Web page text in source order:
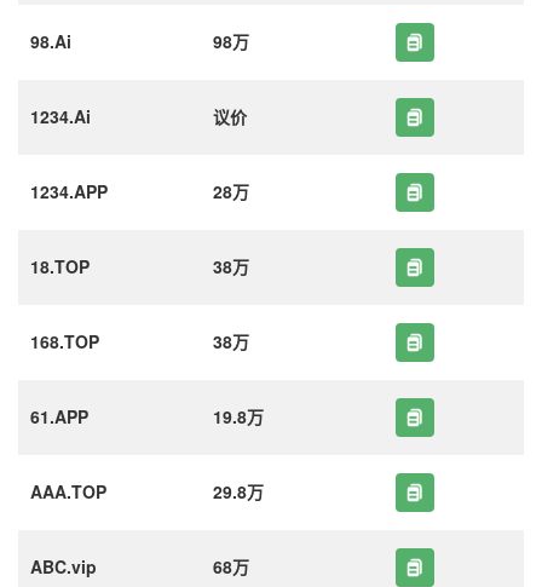
98.Ai 98万
1234.Ai 议价
1234.APP 28万
18.TOP 38万
168.TOP 38万
61.APP 19.8万
AAA.TOP 29.8万
ABC.vip 68万